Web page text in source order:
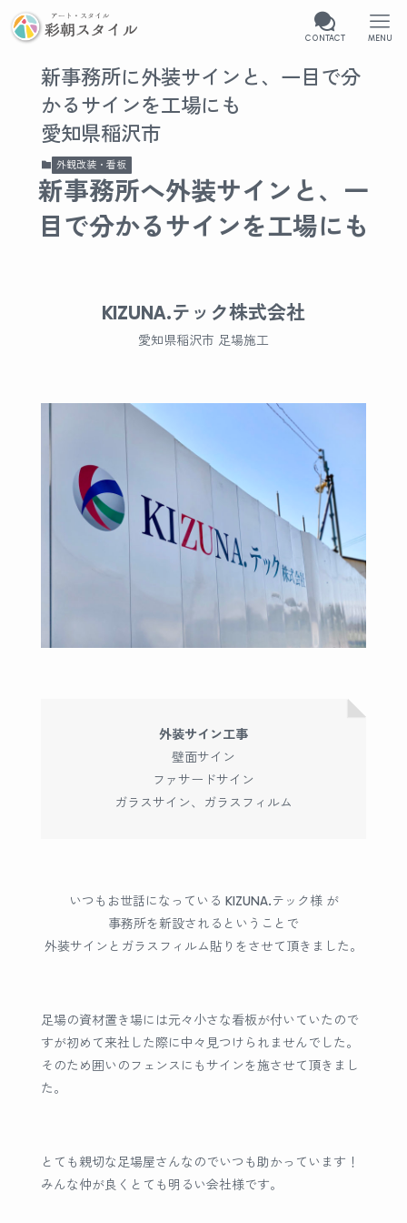
CONTACT MENU
新事務所に外装サインと、一目で分
かるサインを工場にも
愛知県稲沢市
外観改装・看板
新事務所へ外装サインと、一
目で分かるサインを工場にも
KIZUNA.テック株式会社
愛知県稲沢市 足場施工
外装サイン工事
壁面サイン
ファサードサイン
ガラスサイン、ガラスフィルム
いつもお世話になっている KIZUNA.テック様 が
事務所を新設されるということで
外装サインとガラスフィルム貼りをさせて頂きました。
足場の資材置き場には元々小さな看板が付いていたので
すが初めて来社した際に中々見つけられませんでした。
そのため囲いのフェンスにもサインを施させて頂きまし
た。
とても親切な足場屋さんなのでいつも助かっています！
みんな仲が良くとても明るい会社様です。